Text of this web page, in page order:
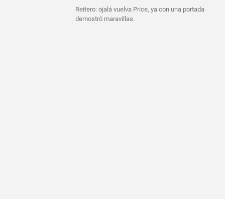
Reitero: ojalá vuelva Price, ya con una portada
demostró maravillas.